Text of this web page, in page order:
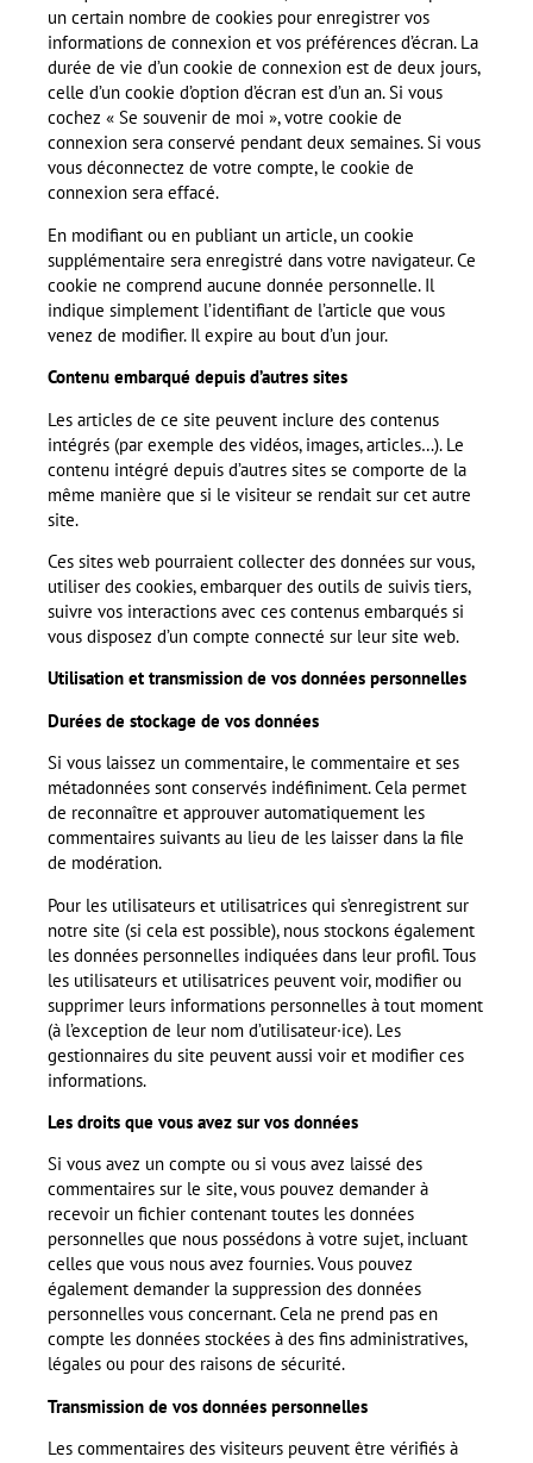
un certain nombre de cookies pour enregistrer vos
informations de connexion et vos préférences d’écran. La
durée de vie d’un cookie de connexion est de deux jours,
celle d’un cookie d’option d’écran est d’un an. Si vous
cochez « Se souvenir de moi », votre cookie de
connexion sera conservé pendant deux semaines. Si vous
vous déconnectez de votre compte, le cookie de
connexion sera effacé.
En modifiant ou en publiant un article, un cookie
supplémentaire sera enregistré dans votre navigateur. Ce
cookie ne comprend aucune donnée personnelle. Il
indique simplement l’identifiant de l’article que vous
venez de modifier. Il expire au bout d’un jour.
Contenu embarqué depuis d’autres sites
Les articles de ce site peuvent inclure des contenus
intégrés (par exemple des vidéos, images, articles…). Le
contenu intégré depuis d’autres sites se comporte de la
même manière que si le visiteur se rendait sur cet autre
site.
Ces sites web pourraient collecter des données sur vous,
utiliser des cookies, embarquer des outils de suivis tiers,
suivre vos interactions avec ces contenus embarqués si
vous disposez d’un compte connecté sur leur site web.
Utilisation et transmission de vos données personnelles
Durées de stockage de vos données
Si vous laissez un commentaire, le commentaire et ses
métadonnées sont conservés indéfiniment. Cela permet
de reconnaître et approuver automatiquement les
commentaires suivants au lieu de les laisser dans la file
de modération.
Pour les utilisateurs et utilisatrices qui s’enregistrent sur
notre site (si cela est possible), nous stockons également
les données personnelles indiquées dans leur profil. Tous
les utilisateurs et utilisatrices peuvent voir, modifier ou
supprimer leurs informations personnelles à tout moment
(à l’exception de leur nom d’utilisateur·ice). Les
gestionnaires du site peuvent aussi voir et modifier ces
informations.
Les droits que vous avez sur vos données
Si vous avez un compte ou si vous avez laissé des
commentaires sur le site, vous pouvez demander à
recevoir un fichier contenant toutes les données
personnelles que nous possédons à votre sujet, incluant
celles que vous nous avez fournies. Vous pouvez
également demander la suppression des données
personnelles vous concernant. Cela ne prend pas en
compte les données stockées à des fins administratives,
légales ou pour des raisons de sécurité.
Transmission de vos données personnelles
Les commentaires des visiteurs peuvent être vérifiés à